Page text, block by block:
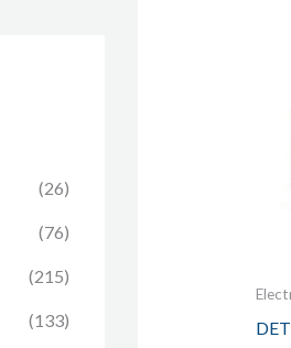
(26)
(76)
(215)
(133)